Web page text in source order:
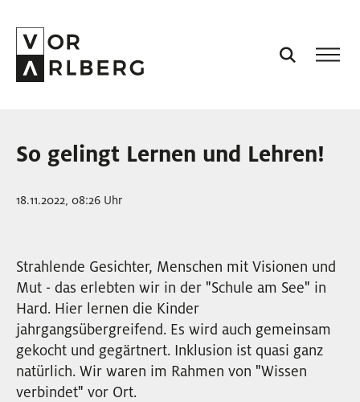
VORARLBERG
PODCASTS
VISION
EVENTS
So gelingt Lernen und Lehren!
18.11.2022, 08:26 Uhr
Strahlende Gesichter, Menschen mit Visionen und
Mut - das erlebten wir in der "Schule am See" in
Hard. Hier lernen die Kinder
jahrgangsübergreifend. Es wird auch gemeinsam
gekocht und gegärtnert. Inklusion ist quasi ganz
natürlich. Wir waren im Rahmen von "Wissen
verbindet" vor Ort.